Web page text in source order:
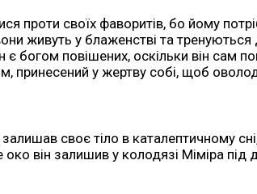
своїх фаворитів, бо йому
живуть у блаженстві та
повішених, оскільки він сам
принесений у жертву собі, щоб
своє тіло в каталептичному
він залишив у колодязі Міміра